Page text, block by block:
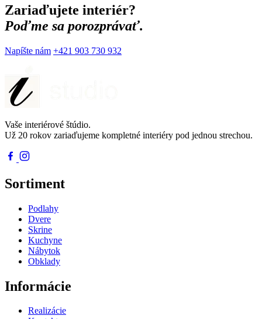
Zariaďujete interiér?
Poďme sa porozprávať.
Napíšte nám +421 903 730 932
Vaše interiérové štúdio.
Už 20 rokov zariaďujeme kompletné interiéry pod jednou strechou.
Sortiment
Podlahy
Dvere
Skrine
Kuchyne
Nábytok
Obklady
Informácie
Realizácie